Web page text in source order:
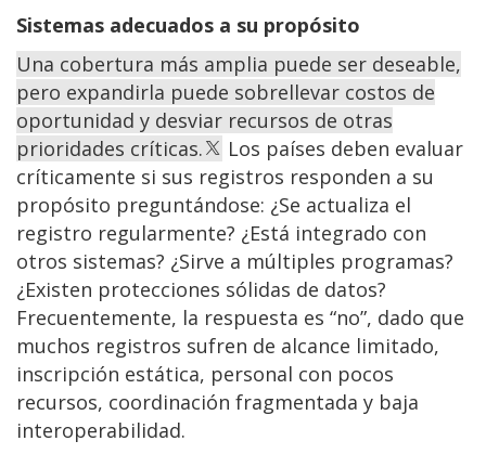
Sistemas adecuados a su propósito
Una cobertura más amplia puede ser deseable,
pero expandirla puede sobrellevar costos de
oportunidad y desviar recursos de otras
prioridades críticas.
Los países deben evaluar
críticamente si sus registros responden a su
propósito preguntándose: ¿Se actualiza el
registro regularmente? ¿Está integrado con
otros sistemas? ¿Sirve a múltiples programas?
¿Existen protecciones sólidas de datos?
Frecuentemente, la respuesta es “no”, dado que
muchos registros sufren de alcance limitado,
inscripción estática, personal con pocos
recursos, coordinación fragmentada y baja
interoperabilidad.